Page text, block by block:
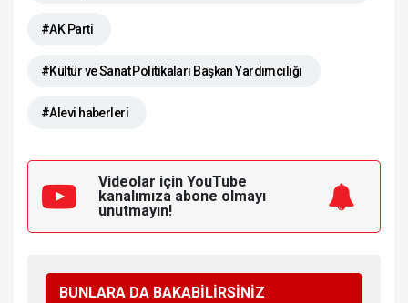
#AK Parti
#Kültür ve Sanat Politikaları Başkan Yardımcılığı
#Alevi haberleri
Videolar için YouTube
kanalımıza abone olmayı
unutmayın!
BUNLARA DA BAKABİLİRSİNİZ